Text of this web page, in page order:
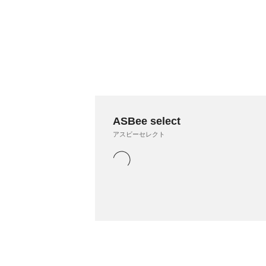
ASBee select
アスビーセレクト